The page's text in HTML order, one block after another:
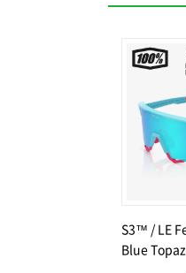
S3™ / LE
Blue